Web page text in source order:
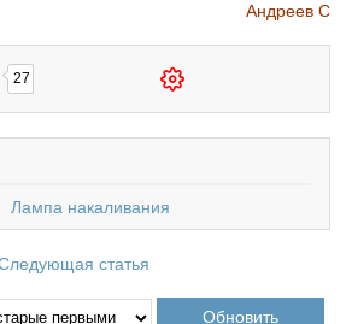
Андреев С
27
Лампа накаливания
статья